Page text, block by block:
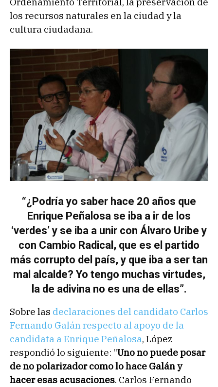
los recursos naturales en la ciudad y la
cultura ciudadana.
“¿Podría yo saber hace 20 años que
Enrique Peñalosa se iba a ir de los
‘verdes’ y se iba a unir con Álvaro Uribe y
con Cambio Radical, que es el partido
más corrupto del país, y que iba a ser tan
mal alcalde? Yo tengo muchas virtudes,
la de adivina no es una de ellas”.
Sobre las declaraciones del candidato Carlos
Fernando Galán respecto al apoyo de la
candidata a Enrique Peñalosa, López
respondió lo siguiente: “Uno no puede posar
de no polarizador como lo hace Galán y
hacer esas acusaciones. Carlos Fernando